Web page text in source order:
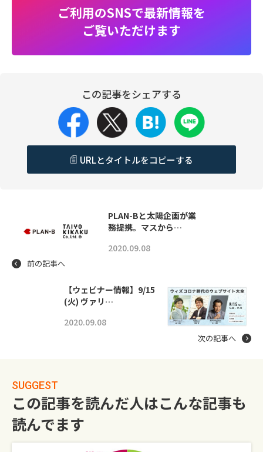
ご利用のSNSで最新情報を
ご覧いただけます
この記事をシェアする
URLとタイトルをコピーする
PLAN-Bと太陽企画が業
務提携。マスから…
2020.09.08
前の記事へ
【ウェビナー情報】9/15
(火) ヴァリ…
2020.09.08
次の記事へ
SUGGEST
この記事を読んだ人はこんな記事も
読んでます